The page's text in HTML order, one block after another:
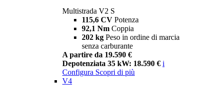
Multistrada V2 S
115,6 CV Potenza
92,1 Nm Coppia
202 kg Peso in ordine di marcia
senza carburante
A partire da 19.590 €
Depotenziata 35 kW: 18.590 € i
Configura Scopri di più
V4